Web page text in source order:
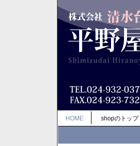
HOME shopのトップ